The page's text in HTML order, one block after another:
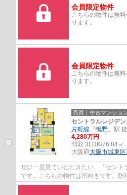
会員限定物件
こちらの物件は無
ります。
会員限定物件
こちらの物件は無
ります。
売買｜中古マンショ
セントラルレジデ
片町線 「 鴫野 」駅
4,280万円
間取:3LDK/76.84㎡
大阪府大阪市城東区
ぜひ一度見ていただきたい、「セント
です。こちらの物件は南向きです。
ョンです。14.17㎡のバルコニー付き